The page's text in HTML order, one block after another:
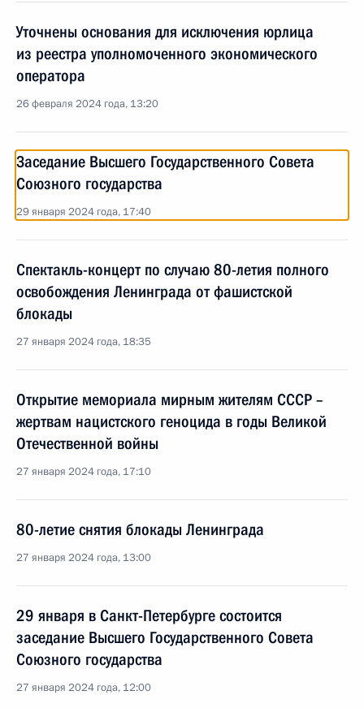
Уточнены основания для исключения юрлица
из реестра уполномоченного экономического
оператора
26 февраля 2024 года, 13:20
Заседание Высшего Государственного Совета
Союзного государства
29 января 2024 года, 17:40
Спектакль-концерт по случаю 80-летия полного
освобождения Ленинграда от фашистской
блокады
27 января 2024 года, 18:35
Открытие мемориала мирным жителям СССР –
жертвам нацистского геноцида в годы Великой
Отечественной войны
27 января 2024 года, 17:10
80-летие снятия блокады Ленинграда
27 января 2024 года, 13:00
29 января в Санкт-Петербурге состоится
заседание Высшего Государственного Совета
Союзного государства
27 января 2024 года, 12:00